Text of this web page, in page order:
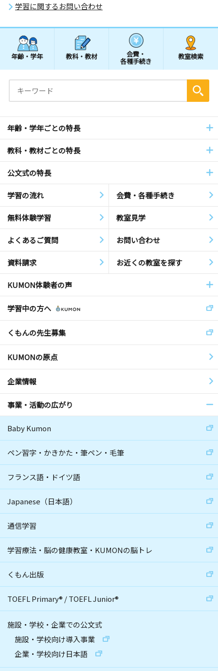
学習に関するお問い合わせ
年齢・学年 教科・教材 会費・
各種手続き
教室検索
年齢・学年ごとの特長
教科・教材ごとの特長
公文式の特長
学習の流れ 会費・各種手続き
無料体験学習 教室見学
よくあるご質問 お問い合わせ
資料請求 お近くの教室を探す
KUMON体験者の声
学習中の方へ
くもんの先生募集
KUMONの原点
企業情報
事業・活動の広がり
Baby Kumon
ペン習字・かきかた・筆ペン・毛筆
フランス語・ドイツ語
Japanese（日本語）
通信学習
学習療法・脳の健康教室・KUMONの脳トレ
くもん出版
TOEFL Primary® /TOEFL Junior®
施設・学校・企業での公文式
施設・学校向け導入事業
企業・学校向け日本語